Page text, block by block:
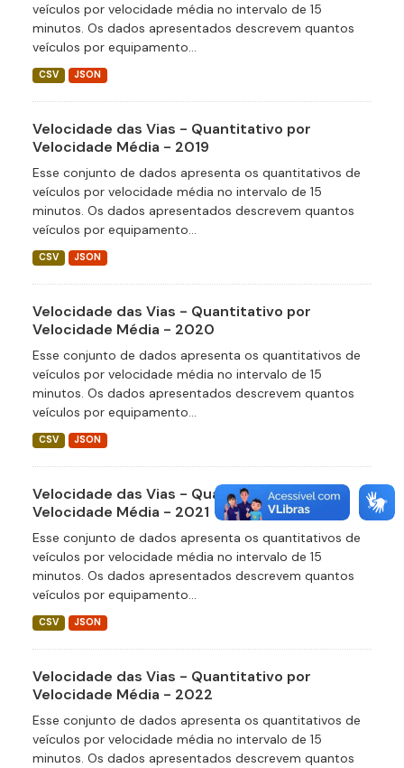
veículos por velocidade média no intervalo de 15
minutos. Os dados apresentados descrevem quantos
veículos por equipamento...
CSV JSON
Velocidade das Vias - Quantitativo por
Velocidade Média - 2019
Esse conjunto de dados apresenta os quantitativos de
veículos por velocidade média no intervalo de 15
minutos. Os dados apresentados descrevem quantos
veículos por equipamento...
CSV JSON
Velocidade das Vias - Quantitativo por
Velocidade Média - 2020
Esse conjunto de dados apresenta os quantitativos de
veículos por velocidade média no intervalo de 15
minutos. Os dados apresentados descrevem quantos
veículos por equipamento...
CSV JSON
Velocidade das Vias - Quantitativo por
Velocidade Média - 2021
Esse conjunto de dados apresenta os quantitativos de
veículos por velocidade média no intervalo de 15
minutos. Os dados apresentados descrevem quantos
veículos por equipamento...
CSV JSON
Velocidade das Vias - Quantitativo por
Velocidade Média - 2022
Esse conjunto de dados apresenta os quantitativos de
veículos por velocidade média no intervalo de 15
minutos. Os dados apresentados descrevem quantos